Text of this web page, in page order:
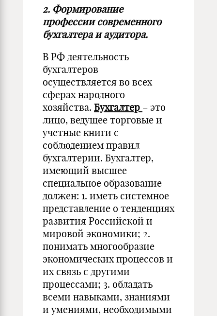
2. Формирование
профессии современного
бухгалтера и аудитора.
В РФ деятельность
бухгалтеров
осуществляется во всех
сферах народного
хозяйства. Бухгалтер – это
лицо, ведущее торговые и
учетные книги с
соблюдением правил
бухгалтерии. Бухгалтер,
имеющий высшее
специальное образование
должен: 1. иметь системное
представление о тенденциях
развития Российской и
мировой экономики; 2.
понимать многообразие
экономических процессов и
их связь с другими
процессами; 3. обладать
всеми навыками, знаниями
и умениями, необходимыми